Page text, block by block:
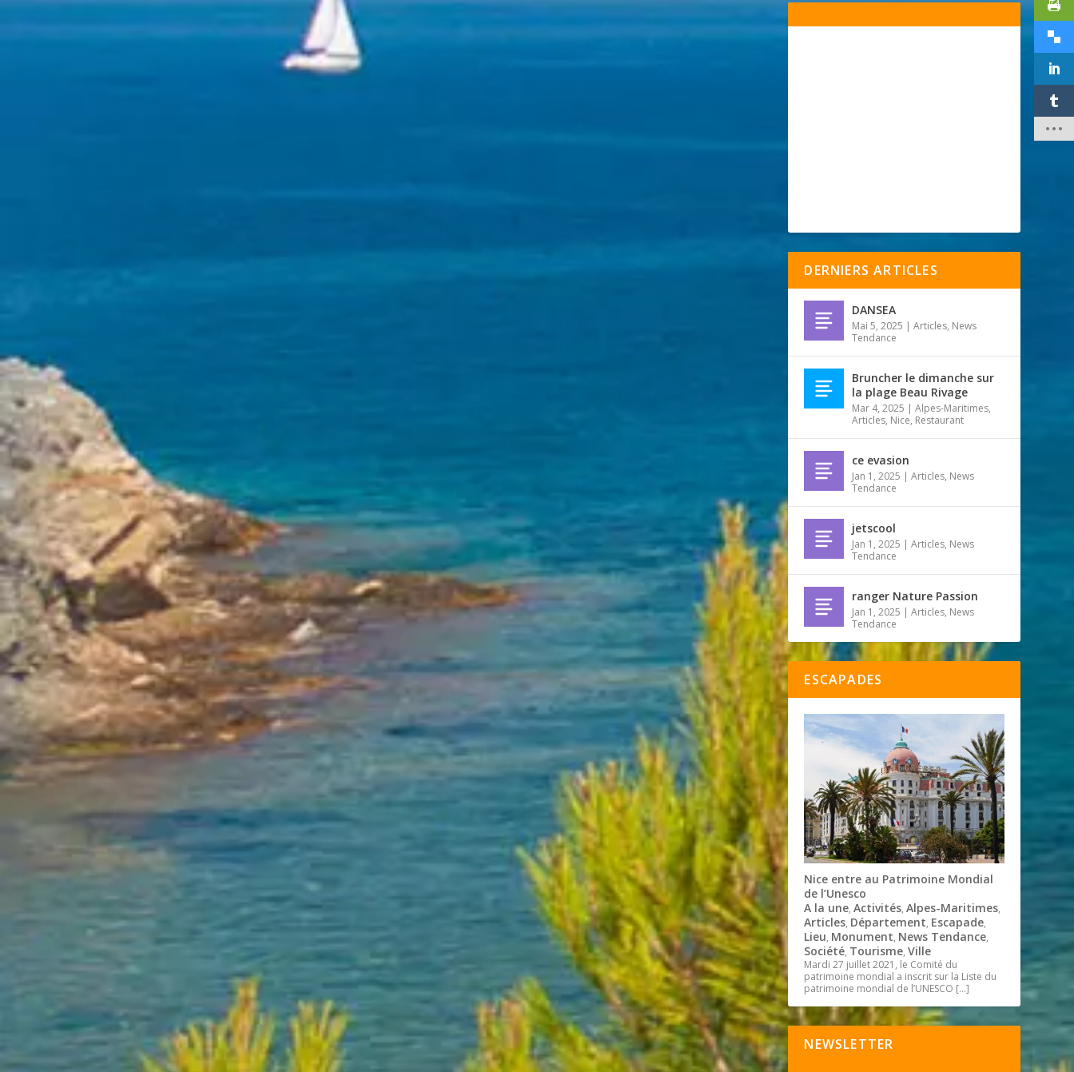
DERNIERS ARTICLES
DANSEA
Mai 5, 2025 |Articles, News
Tendance
Bruncher le dimanche sur
la plage Beau Rivage
Mar 4, 2025 |Alpes-Maritimes,
Articles, Nice, Restaurant
ce evasion
Jan 1, 2025 |Articles, News
Tendance
jetscool
Jan 1, 2025 |Articles, News
Tendance
ranger Nature Passion
Jan 1, 2025 |Articles, News
Tendance
ESCAPADES
Nice entre au Patrimoine Mondial
de l’Unesco
A la une,Activités,Alpes-Maritimes,
Articles, Département, Escapade,
Lieu, Monument, News Tendance,
Société, Tourisme,Ville
Mardi 27 juillet 2021, le Comité du
patrimoine mondial a inscrit sur la Liste du
patrimoine mondial de l’UNESCO […]
NEWSLETTER